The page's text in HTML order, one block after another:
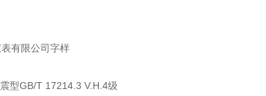
有限公司字样
型GB/T 17214.3 V.H.4级